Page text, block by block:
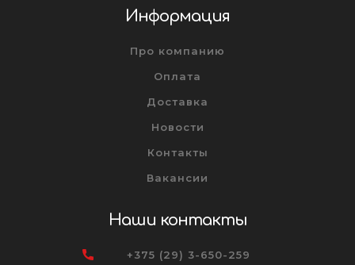
Информация
Про компанию
Оплата
Доставка
Новости
Контакты
Вакансии
Наши контакты
+375 (29) 3-650-259